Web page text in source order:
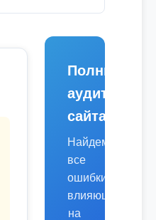
Полный
аудит
сайта
Найдем
все
ошибки,
влияющие
на